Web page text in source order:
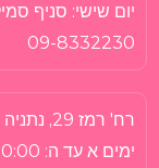
יום שישי: סניף
09-8332230
רח' רמז 29, נתניה
ימים א עד ה: